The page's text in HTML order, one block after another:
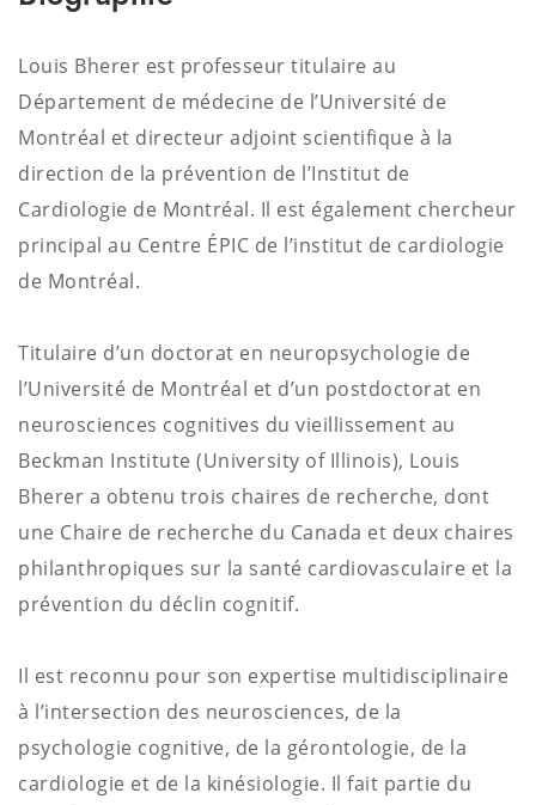
Louis Bherer est professeur titulaire au
Département de médecine de l’Université de
Montréal et directeur adjoint scientifique à la
direction de la prévention de l’Institut de
Cardiologie de Montréal. Il est également chercheur
principal au Centre ÉPIC de l’institut de cardiologie
de Montréal.
Titulaire d’un doctorat en neuropsychologie de
l’Université de Montréal et d’un postdoctorat en
neurosciences cognitives du vieillissement au
Beckman Institute (University of Illinois), Louis
Bherer a obtenu trois chaires de recherche, dont
une Chaire de recherche du Canada et deux chaires
philanthropiques sur la santé cardiovasculaire et la
prévention du déclin cognitif.
Il est reconnu pour son expertise multidisciplinaire
à l’intersection des neurosciences, de la
psychologie cognitive, de la gérontologie, de la
cardiologie et de la kinésiologie. Il fait partie du